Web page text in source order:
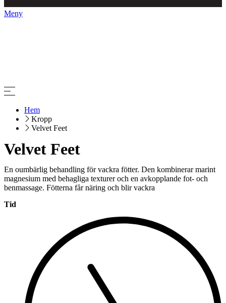
Meny
Hem
Kropp
Velvet Feet
Velvet Feet
En oumbärlig behandling för vackra fötter. Den kombinerar marint
magnesium med behagliga texturer och en avkopplande fot- och
benmassage. Fötterna får näring och blir vackra
Tid